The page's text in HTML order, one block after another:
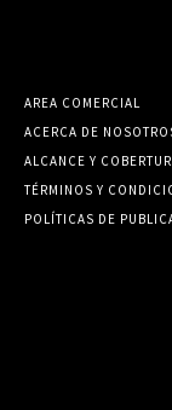
AREA COMERCIAL
ACERCA DE
ALCANCE Y
TÉRMINOS Y
POLÍTICAS DE